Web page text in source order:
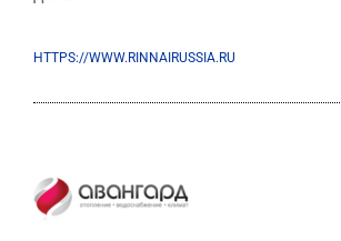
HTTPS://WWW.RINNAIRUSSIA.RU